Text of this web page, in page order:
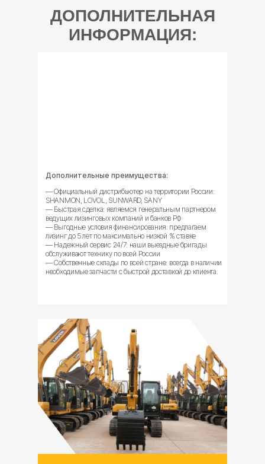
— Официальный дистрибьютер на территории России:
SHANMON, LOVOL, SUNWARD, SANY
— Быстрая сделка: являемся генеральным партнером
ведущих лизинговых компаний и банков РФ
— Выгодные условия финансирования: предлагаем
лизинг до 5 лет по максимально низкой % ставке
— Надежный сервис 24/7: наши выездные бригады
обслуживают технику по всей России
— Собственные склады по всей стране: всегда в наличии
необходимые запчасти с быстрой доставкой до клиента.
Дополнительные преимущества:
ДОПОЛНИТЕЛЬНАЯ
ИНФОРМАЦИЯ: